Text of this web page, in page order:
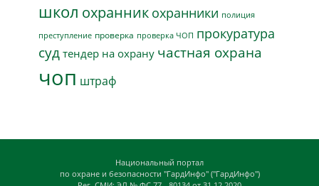
школ охранник охранники полиция
преступление проверка проверка ЧОП прокуратура
суд тендер на охрану частная охрана
чоп штраф
Национальный портал
по охране и безопасности "ГардИнфо" ("ГардИнфо")